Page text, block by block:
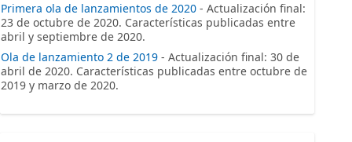
Primera ola de lanzamientos de 2020 - Actualización final:
23 de octubre de 2020. Características publicadas entre
abril y septiembre de 2020.
Ola de lanzamiento 2 de 2019 - Actualización final: 30 de
abril de 2020. Características publicadas entre octubre de
2019 y marzo de 2020.